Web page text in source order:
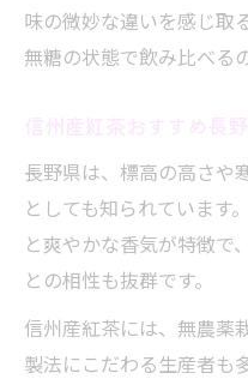
味の微妙な違いを感じ取
無糖の状態で飲み比べる
長野県は、標高の高さや
としても知られています
と爽やかな香気が特徴で
との相性も抜群です。
信州産紅茶には、無農薬
製法にこだわる生産者も